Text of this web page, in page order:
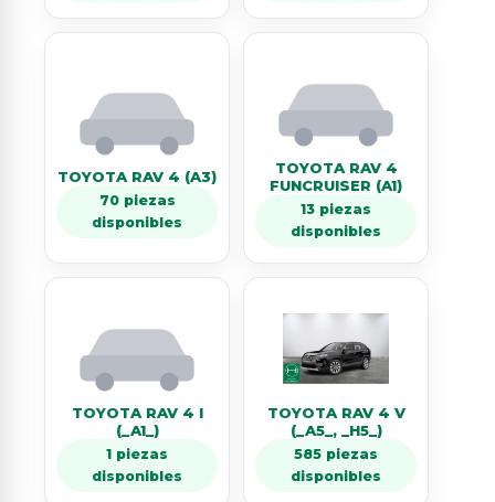
TOYOTA RAV 4 (A3)
70 piezas
disponibles
TOYOTA RAV 4
FUNCRUISER (A1)
13 piezas
disponibles
TOYOTA RAV 4 I
(_A1_)
1 piezas
disponibles
TOYOTA RAV 4 V
(_A5_, _H5_)
585 piezas
disponibles